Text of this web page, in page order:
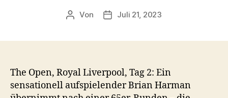
Beitragsautor
Von Veröffentlichungsdatum
Juli 21, 2023
The Open, Royal Liverpool, Tag 2: Ein
sensationell aufspielender Brian Harman